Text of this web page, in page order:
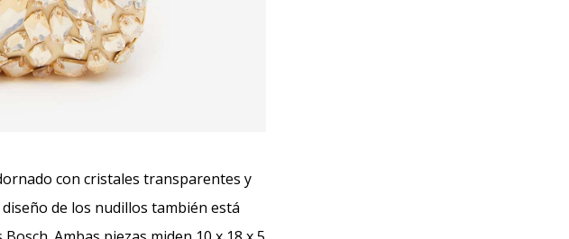
con cristales transparentes y
de los nudillos también está